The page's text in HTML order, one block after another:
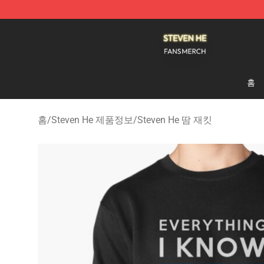
홈
홈/Steven He 제품정보/Steven He 땀 재킷